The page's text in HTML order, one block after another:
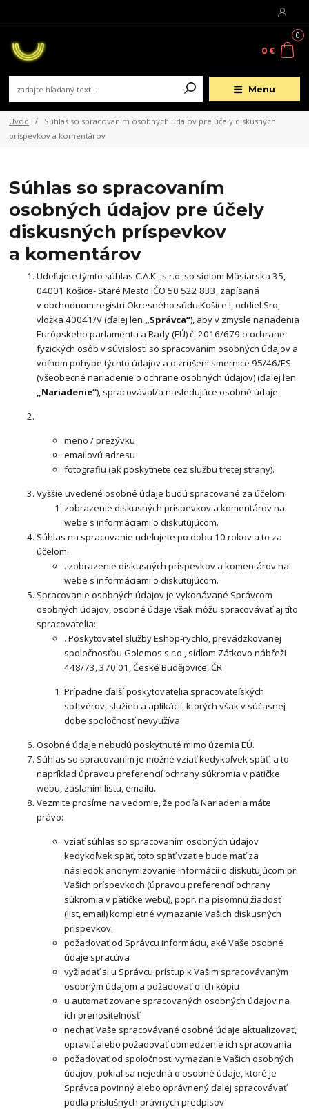
Menu
0
0 €
Úvod
Súhlas so spracovaním osobných údajov pre účely diskusných
príspevkov a komentárov
Súhlas so spracovaním
osobných údajov pre účely
diskusných príspevkov
a komentárov
Udeľujete týmto súhlas C.A.K., s.r.o. so sídlom Mäsiarska 35,
04001 Košice- Staré Mesto IČO 50 522 833, zapísaná
v obchodnom registri Okresného súdu Košice I, oddiel Sro,
vložka 40041/V (ďalej len „Správca“), aby v zmysle nariadenia
Európskeho parlamentu a Rady (EÚ) č. 2016/679 o ochrane
fyzických osôb v súvislosti so spracovaním osobných údajov a
voľnom pohybe týchto údajov a o zrušení smernice 95/46/ES
(všeobecné nariadenie o ochrane osobných údajov) (ďalej len
„Nariadenie“), spracovával/a nasledujúce osobné údaje:
meno / prezývku
emailovú adresu
fotografiu (ak poskytnete cez službu tretej strany).
Vyššie uvedené osobné údaje budú spracované za účelom:
zobrazenie diskusných príspevkov a komentárov na
webe s informáciami o diskutujúcom.
Súhlas na spracovanie udeľujete po dobu 10 rokov a to za
účelom:
. zobrazenie diskusných príspevkov a komentárov na
webe s informáciami o diskutujúcom.
Spracovanie osobných údajov je vykonávané Správcom
osobných údajov, osobné údaje však môžu spracovávať aj títo
spracovatelia:
. Poskytovateľ služby Eshop-rychlo, prevádzkovanej
spoločnosťou Golemos s.r.o., sídlom Zátkovo nábřeží
448/73, 370 01, České Budějovice, ČR
Prípadne ďalší poskytovatelia spracovateľských
softvérov, služieb a aplikácií, ktorých však v súčasnej
dobe spoločnosť nevyužíva.
Osobné údaje nebudú poskytnuté mimo územia EÚ.
Súhlas so spracovaním je možné vziať kedykoľvek späť, a to
napríklad úpravou preferencií ochrany súkromia v pätičke
webu, zaslaním listu, emailu.
Vezmite prosíme na vedomie, že podľa Nariadenia máte
právo:
vziať súhlas so spracovaním osobných údajov
kedykoľvek späť, toto späť vzatie bude mať za
následok anonymizovanie informácií o diskutujúcom pri
Vašich príspevkoch (úpravou preferencií ochrany
súkromia v pätičke webu), popr. na písomnú žiadosť
(list, email) kompletné vymazanie Vašich diskusných
príspevkov.
požadovať od Správcu informáciu, aké Vaše osobné
údaje spracúva
vyžiadať si u Správcu prístup k Vašim spracovávaným
osobným údajom a požadovať o ich kópiu
u automatizovane spracovaných osobných údajov na
ich prenositeľnosť
nechať Vaše spracovávané osobné údaje aktualizovať,
opraviť alebo požadovať obmedzenie ich spracovania
požadovať od spoločnosti vymazanie Vašich osobných
údajov, pokiaľ sa nejedná o osobné údaje, ktoré je
Správca povinný alebo oprávnený ďalej spracovávať
podľa príslušných právnych predpisov